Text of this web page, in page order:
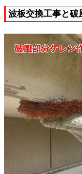
波板交換工事と破